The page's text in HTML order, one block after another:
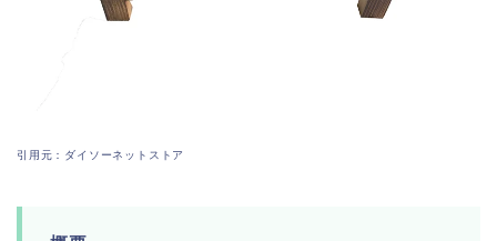
引用元：ダイソーネットストア